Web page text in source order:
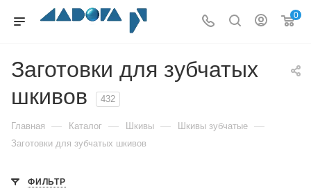
0
Заготовки для зубчатых
шкивов
432
Главная — Каталог — Шкивы — Шкивы зубчатые —
Заготовки для зубчатых шкивов
ФИЛЬТР